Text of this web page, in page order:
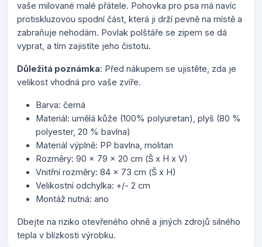
vaše milované malé přátele. Pohovka pro psa má navíc
protiskluzovou spodní část, která ji drží pevně na místě a
zabraňuje nehodám. Povlak polštáře se zipem se dá
vyprat, a tím zajistíte jeho čistotu.
Důležitá poznámka: Před nákupem se ujistěte, zda je
velikost vhodná pro vaše zvíře.
Barva: černá
Materiál: umělá kůže (100% polyuretan), plyš (80 %
polyester, 20 % bavlna)
Materiál výplně: PP bavlna, molitan
Rozměry: 90 x 79 x 20 cm (Š x H x V)
Vnitřní rozměry: 84 x 73 cm (Š x H)
Velikostní odchylka: +/- 2 cm
Montáž nutná: ano
Dbejte na riziko otevřeného ohně a jiných zdrojů silného
tepla v blízkosti výrobku.